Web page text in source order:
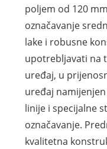
poljem od 120
označavanje
lake i robusne
upotrebljavati na
uređaj, u
uređaj
linije i specijalne
označavanje.
kvalitetna